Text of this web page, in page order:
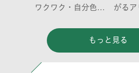
ワクワク・自分色の
がるア
成り立
おける
もっと見る